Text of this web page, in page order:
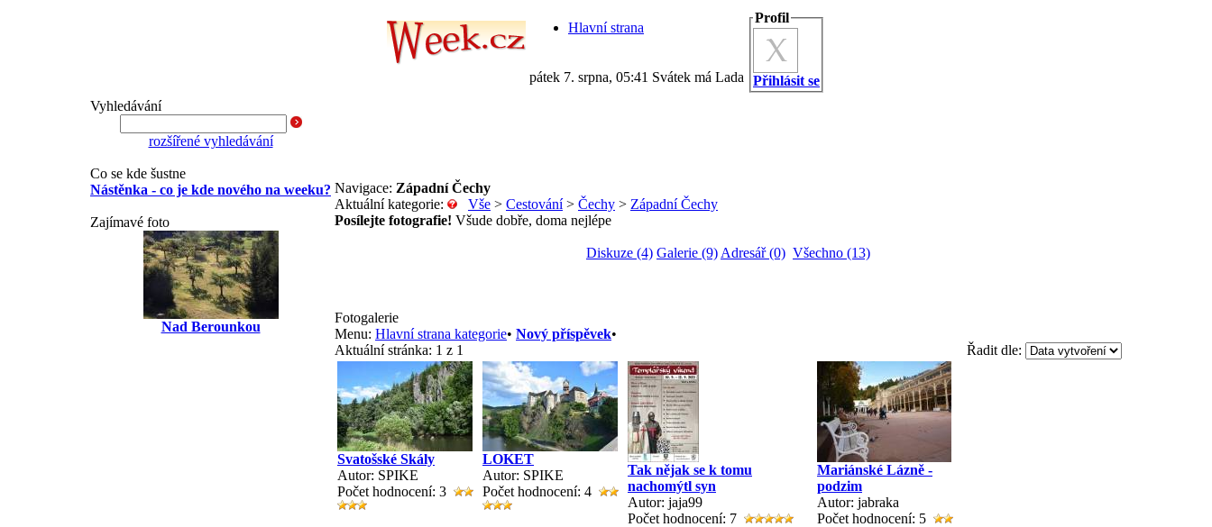
Hlavní strana
pátek 7. srpna, 05:41 Svátek má Lada
Profil
Přihlásit se
Vyhledávání
rozšířené vyhledávání
Co se kde šustne
Nástěnka - co je kde nového na weeku?
Zajímavé foto
Nad Berounkou
Navigace: Západní Čechy
Aktuální kategorie:
Vše > Cestování> Čechy > Západní Čechy
Posílejte fotografie! Všude dobře, doma nejlépe
Diskuze (4) Galerie (9) Adresář (0) Všechno (13)
Fotogalerie
Menu: Hlavní strana kategorie• Nový příspěvek•
Řadit dle:
Aktuální stránka: 1 z 1
Svatošské Skály
Autor: SPIKE
Počet hodnocení: 3
LOKET
Autor: SPIKE
Počet hodnocení: 4
Tak nějak se k tomu
nachomýtl syn
Autor: jaja99
Počet hodnocení: 7
Mariánské Lázně -
podzim
Autor: jabraka
Počet hodnocení: 5